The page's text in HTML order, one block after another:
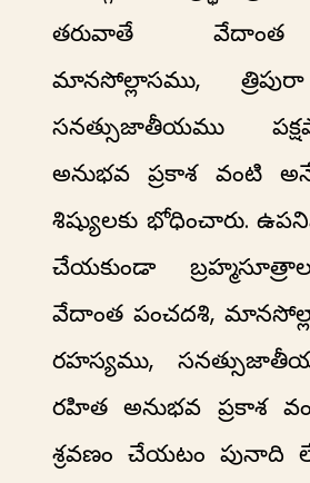
తరువాతే వేదాంత
మానసోల్లాసము,
సనత్సుజాతీయము
అనుభవ ప్రకాశ వంటి
శిష్యులకు భోధించారు.
చేయకుండా
వేదాంత పంచదశి,
రహస్యము,
రహిత అనుభవ ప్రకాశ
శ్రవణం చేయటం పునాది